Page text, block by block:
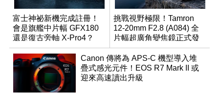
富士神祕新機完成註冊！
會是旗艦中片幅 GFX180
還是復古旁軸 X-Pro4？
挑戰視野極限！Tamron
12-20mm F2.8 (A084) 全
片幅超廣角變焦鏡正式發
表
Canon 傳將為 APS-C 機型導入堆
疊式感光元件！EOS R7 Mark II 或
迎來高速讀出升級